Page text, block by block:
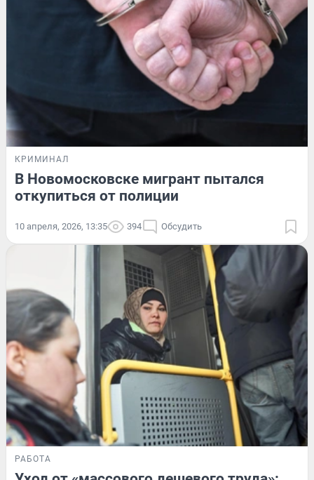
КРИМИНАЛ
В Новомосковске мигрант пытался
откупиться от полиции
10 апреля, 2026, 13:35 394 Обсудить
РАБОТА